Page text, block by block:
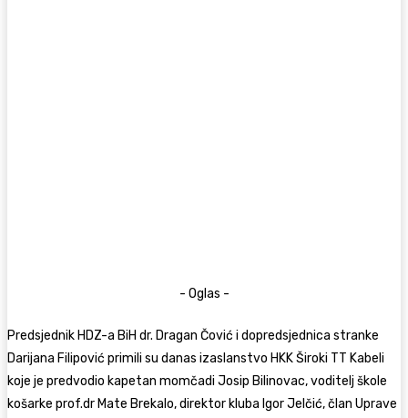
- Oglas -
Predsjednik HDZ-a BiH dr. Dragan Čović i dopredsjednica stranke
Darijana Filipović primili su danas izaslanstvo HKK Široki TT Kabeli
koje je predvodio kapetan momčadi Josip Bilinovac, voditelj škole
košarke prof.dr Mate Brekalo, direktor kluba Igor Jelčić, član Uprave